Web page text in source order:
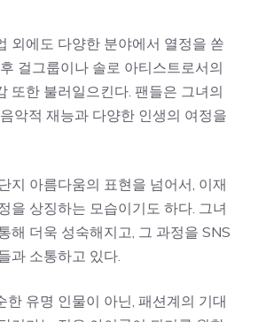
외에도 다양한 분야에서 열정을 쏟
걸그룹이나 솔로 아티스트로서의
또한 불러일으킨다. 팬들은 그녀의
악적 재능과 다양한 인생의 여정을
지 아름다움의 표현을 넘어서, 이재
을 상징하는 모습이기도 하다. 그녀
해 더욱 성숙해지고, 그 과정을 SNS
과 소통하고 있다.
한 유명 인물이 아닌, 패션계의 기대